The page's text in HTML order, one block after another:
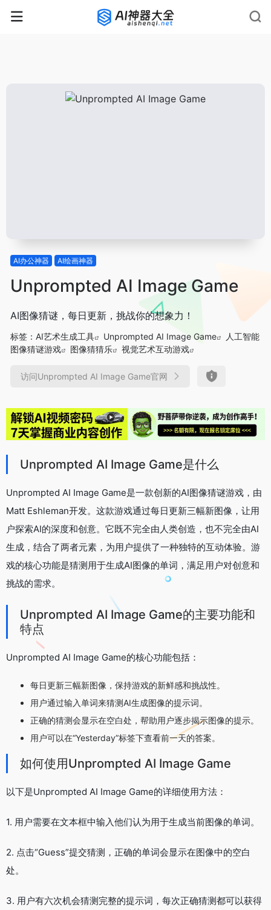
rnrn rnrn rnrn
AI办公神器 AI绘画神器
Unprompted AI Image Game
AI图像猜谜，每日更新，挑战你的想象力！
标签： AI艺术生成工具 Unprompted AI Image Game
人工智能
图像猜谜游戏
图像猜猜乐 视觉艺术互动游戏
访问Unprompted AI Image Game官网
Unprompted AI Image Game是什么
Unprompted AI Image Game是一款创新的AI图像猜谜游戏，由
Matt Eshleman开发。这款游戏通过每日更新三幅新图像，让用
户探索AI的深度和创意。它既不完全由人类创造，也不完全由AI
生成，结合了两者元素，为用户提供了一种独特的互动体验。游
戏的核心功能是猜测用于生成AI图像的单词，满足用户对创意和
挑战的需求。
Unprompted AI Image Game的主要功能和
特点
Unprompted AI Image Game的核心功能包括：
每日更新三幅新图像，保持游戏的新鲜感和挑战性。
用户通过输入单词来猜测AI生成图像的提示词。
正确的猜测会显示在空白处，帮助用户逐步揭示图像的提示。
用户可以在“Yesterday”标签下查看前一天的答案。
如何使用Unprompted AI Image Game
以下是Unprompted AI Image Game的详细使用方法：
1. 用户需要在文本框中输入他们认为用于生成当前图像的单词。
2. 点击“Guess”提交猜测，正确的单词会显示在图像中的空白
处。
3. 用户有六次机会猜测完整的提示词，每次正确猜测都可以获得